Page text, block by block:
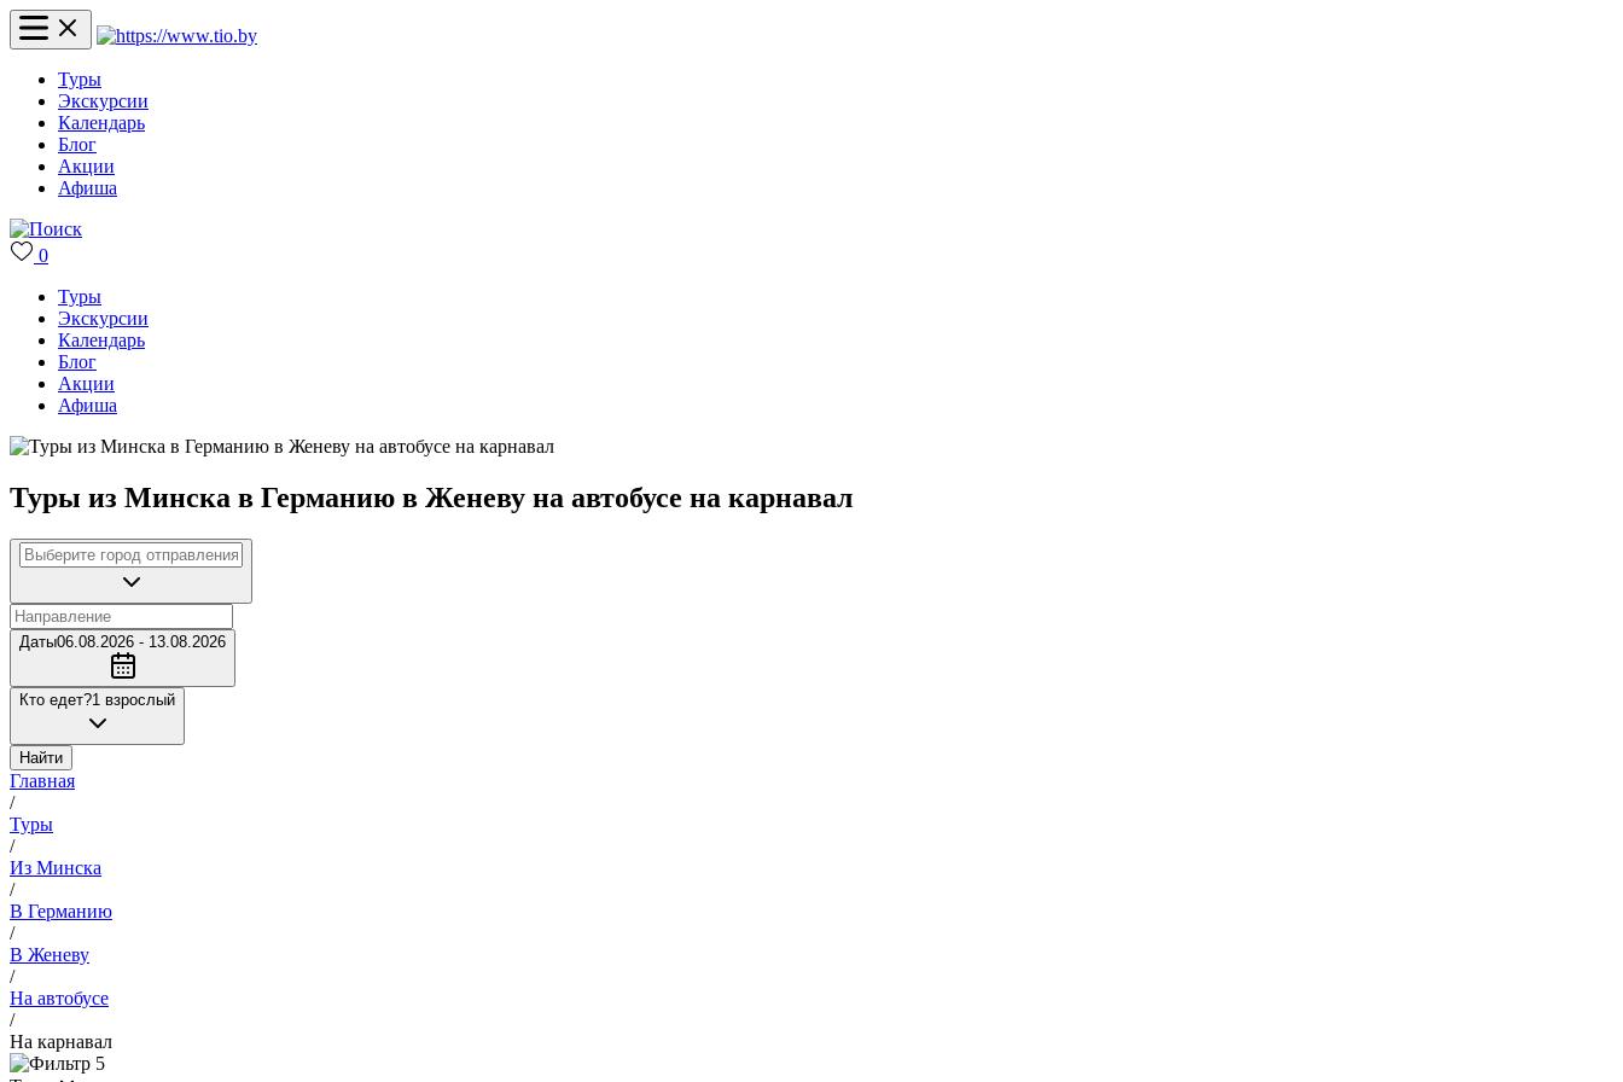
Туры
Экскурсии
Календарь
Блог
Акции
Афиша
0
Туры
Экскурсии
Календарь
Блог
Акции
Афиша
Туры из Минска в Германию в Женеву на автобусе на карнавал
Даты06.08.2026 - 13.08.2026
Кто едет?1 взрослый
Найти
Главная
/
Туры
/
Из Минска
/
В Германию
/
В Женеву
/
На автобусе
/
На карнавал
5